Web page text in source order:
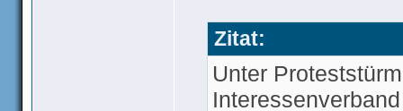
Zitat:
Unter